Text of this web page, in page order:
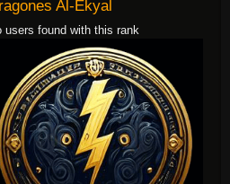
Al-Ekyal
users found with this rank